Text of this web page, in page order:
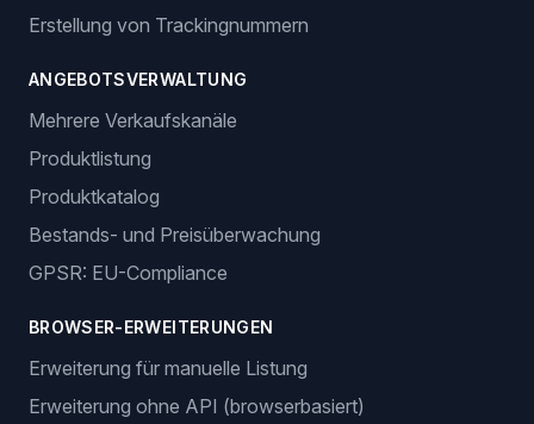
Erstellung von Trackingnummern
ANGEBOTSVERWALTUNG
Mehrere Verkaufskanäle
Produktlistung
Produktkatalog
Bestands- und Preisüberwachung
GPSR: EU-Compliance
BROWSER-ERWEITERUNGEN
Erweiterung für manuelle Listung
Erweiterung ohne API (browserbasiert)